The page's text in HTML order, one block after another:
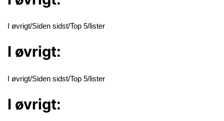
I øvrigt/Siden sidst/Top 5/lister
I øvrigt:
I øvrigt/Siden sidst/Top 5/lister
I øvrigt: